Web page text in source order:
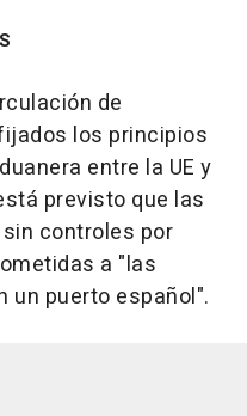
de
los principios
entre la UE y
previsto que las
controles por
a "las
un puerto español".